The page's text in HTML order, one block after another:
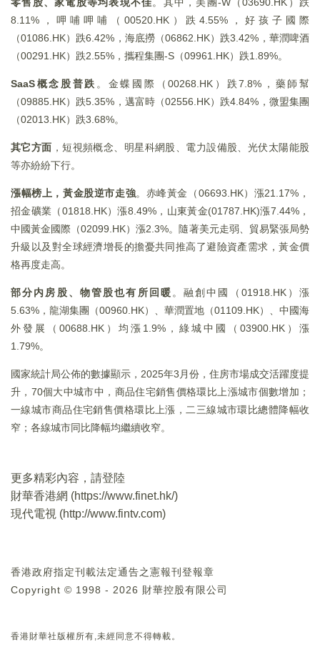
8.11%，呷哺呷哺（00520.HK）跌4.55%，好孩子國際
（01086.HK）跌6.42%，海底撈（06862.HK）跌3.42%，華潤啤酒
（00291.HK）跌2.55%，攜程集團-S（09961.HK）跌1.89%。
SaaS概念股普跌 。金蝶國際（00268.HK）跌7.8%，藥師幫
（09885.HK）跌5.35%，邁富時（02556.HK）跌4.84%，微盟集團
（02013.HK）跌3.68%。
其它方面 ，短視頻概念、明星科網股、電力設備股、光伏太陽能股
等亦紛紛下行。
漲幅榜上，黃金股逆市走強。赤峰黃金（06693.HK）漲21.17%，
招金礦業（01818.HK）漲8.49%，山東黃金(01787.HK)漲7.44%，
中國黃金國際（02099.HK）漲2.3%。隨著美元走弱、貿易緊張局勢
升級以及對全球經濟增長的擔憂共同推高了避險資產需求，黃金價
格再度走高。
部分内房股、物管股也有所回暖 。融創中國（01918.HK）漲
5.63%，龍湖集團（00960.HK）、華潤置地（01109.HK）、中國海
外發展（00688.HK）均漲1.9%，綠城中國（03900.HK）漲
1.79%。
國家統計局公佈的數據顯示，2025年3月份，住房市場成交活躍度提
升，70個大中城市中，商品住宅銷售價格環比上漲城市個數增加；
一線城市商品住宅銷售價格環比上漲，二三線城市環比總體降幅收
窄；各線城市同比降幅均繼續收窄。
更多精彩內容，請登陸
財華香港網 (https://www.finet.hk/)
現代電視 (http://www.fintv.com)
香港政府指定刊載法定通告之憲報刊登報章
Copyright © 1998 - 2026 財華控股有限公司
香港財華社版權所有,未經同意不得轉載。